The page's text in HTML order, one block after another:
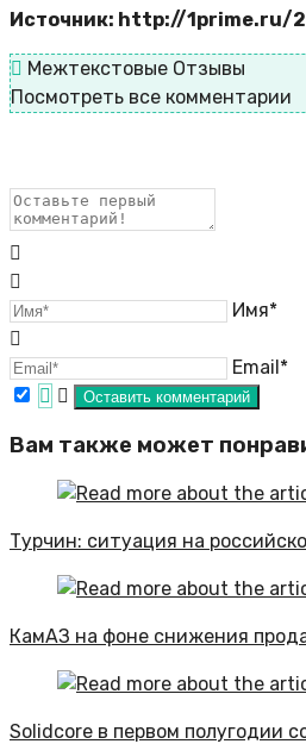
Источник: http://
Межтекстовые Отзывы
Посмотреть все комментарии
Имя*
Email*
Вам также может
Турчин: ситуация на
КамАЗ на фоне снижения
Solidcore в первом полугодии